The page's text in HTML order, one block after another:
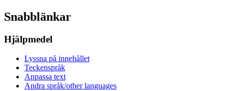
Snabblänkar
Hjälpmedel
Lyssna på innehållet
Teckenspråk
Anpassa text
Andra språk/other languages